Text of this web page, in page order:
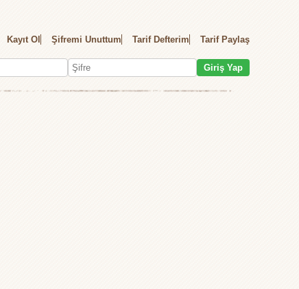
Kayıt Ol Şifremi Unuttum Tarif Defterim Tarif Paylaş
Giriş Yap